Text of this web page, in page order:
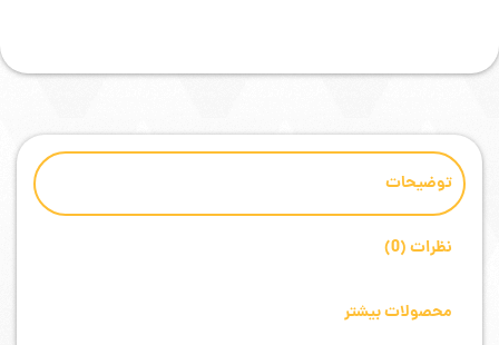
توضیحات
نظرات (0)
محصولات بیشتر